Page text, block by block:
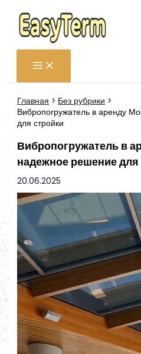
Перейти
содержимому
Главная
Без рубрики
Вибропогружатель в аренду
для стройки
Вибропогружатель в
надежное решение для
20.06.2025